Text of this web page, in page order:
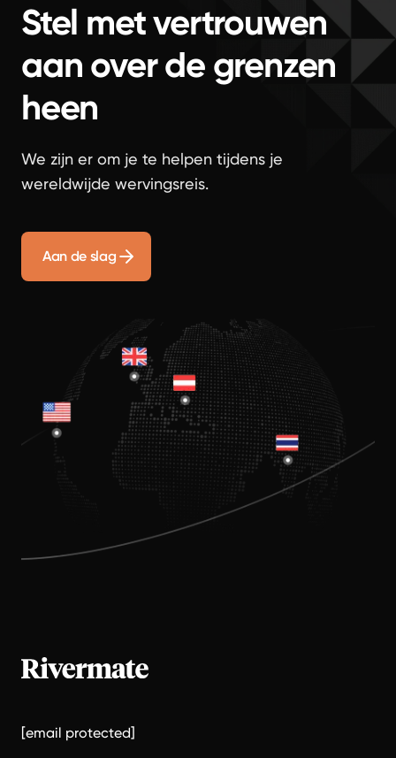
Stel met vertrouwen
aan over de grenzen
heen
We zijn er om je te helpen tijdens je
wereldwijde wervingsreis.
Aan de slag
[email protected]